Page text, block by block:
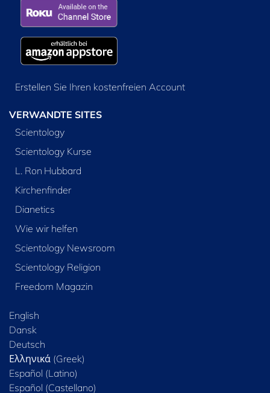
Erstellen Sie Ihren kostenfreien Account
VERWANDTE SITES
Scientology
Scientology Kurse
L. Ron Hubbard
Kirchenfinder
Dianetics
Wie wir helfen
Scientology Newsroom
Scientology Religion
Freedom Magazin
English
Dansk
Deutsch
Ελληνικά (Greek)
Español (Latino)
Español (Castellano)